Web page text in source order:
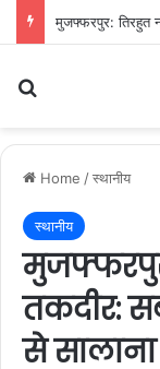
Home /स्थानीय
स्थानीय
तकदीर:
से